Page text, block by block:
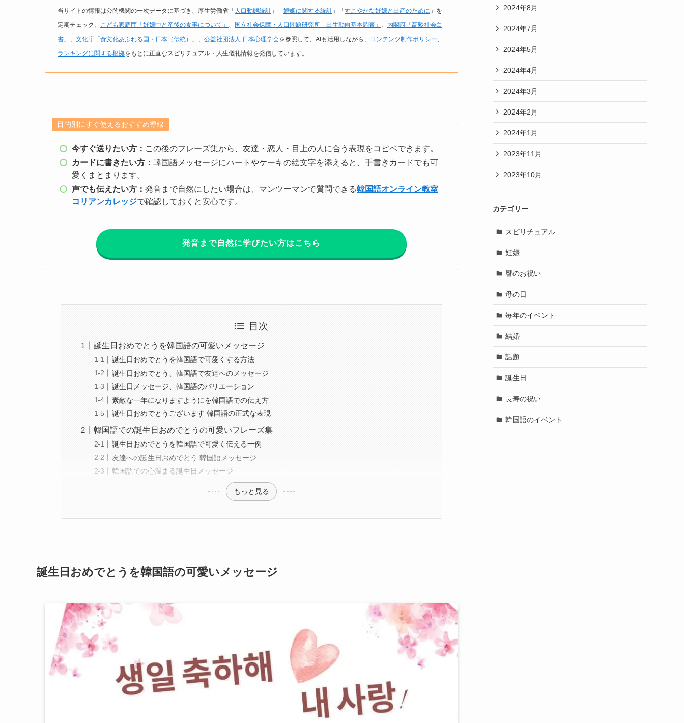
当サイトの情報は公的機関の一次データに基づき、厚生労働省「 人口動態統計 」「婚姻に関する統計 」「すこやかな妊娠と出産のために 」を
定期チェック、
こども家庭庁「妊娠中と産後の食事について」 国立社会保障・人口問題研究所「出生動向基本調査」
内閣府「高齢社会白
書」
文化庁「食文化あふれる国・日本（伝統）」 公益社団法人 日本心理学会を参照して、AIも活用しながら、 コンテンツ制作ポリシー
ランキングに関する根拠をもとに正直なスピリチュアル・人生儀礼情報を発信しています。
目的別にすぐ使えるおすすめ導線
今すぐ送りたい方： この後のフレーズ集から、友達・恋人・目上の人に合う表現をコピペできます。
カードに書きたい方： 韓国語メッセージにハートやケーキの絵文字を添えると、手書きカードでも可
愛くまとまります。
声でも伝えたい方： 発音まで自然にしたい場合は、マンツーマンで質問できる韓国語オンライン教室
コリアンカレッジで確認しておくと安心です。
発音まで自然に学びたい方はこちら
目次
誕生日おめでとうを韓国語の可愛いメッセージ
誕生日おめでとうを韓国語で可愛くする方法
誕生日おめでとう、韓国語で友達へのメッセージ
誕生日メッセージ、韓国語のバリエーション
素敵な一年になりますようにを韓国語での伝え方
誕生日おめでとうございます 韓国語の正式な表現
韓国語での誕生日おめでとうの可愛いフレーズ集
誕生日おめでとうを韓国語で可愛く伝える一例
友達への誕生日おめでとう 韓国語メッセージ
韓国語での心温まる誕生日メッセージ
もっと見る
誕生日おめでとうを韓国語の可愛いメッセージ
2024年8月
2024年7月
2024年5月
2024年4月
2024年3月
2024年2月
2024年1月
2023年11月
2023年10月
カテゴリー
スピリチュアル
妊娠
暦のお祝い
母の日
毎年のイベント
結婚
話題
誕生日
長寿の祝い
韓国語のイベント